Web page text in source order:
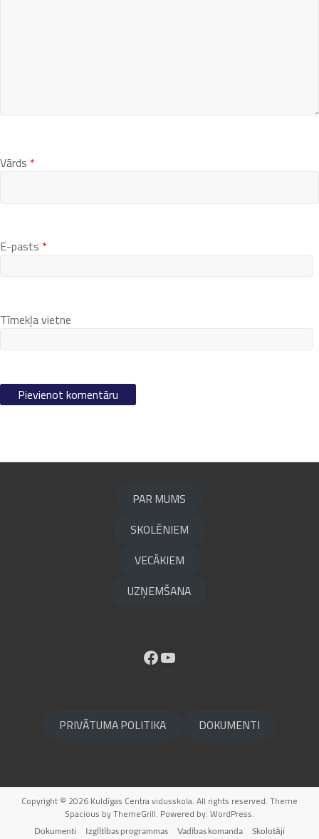
Vārds *
E-pasts *
Tīmekļa vietne
PAR MUMS
SKOLĒNIEM
VECĀKIEM
UZŅEMŠANA
Facebook
YouTube
PRIVĀTUMA POLITIKA DOKUMENTI
Copyright © 2026Kuldīgas Centra vidusskola. All rights reserved. Theme
Spacious by ThemeGrill. Powered by:WordPress.
Dokumenti Izglītības programmas Vadības komanda
Skolotāji